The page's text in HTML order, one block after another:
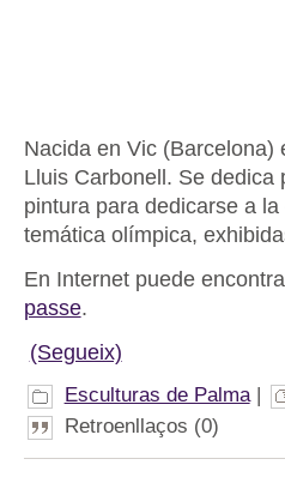
Nacida en Vic (Barcelona)
Lluis Carbonell. Se dedica
pintura para dedicarse a
temática olímpica,
En Internet puede
passe.
(Segueix)
Esculturas de Palma|
Retroenllaços (0)